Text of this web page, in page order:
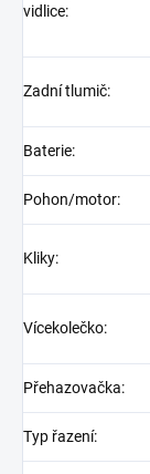
vidlice:
Zadní tlumič:
Baterie:
Pohon/motor:
Kliky:
Vícekolečko:
Přehazovačka:
Typ řazení: